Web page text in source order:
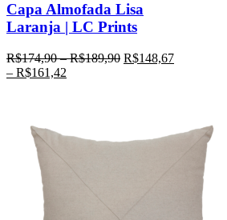
Capa Almofada Lisa
Laranja | LC Prints
R$174,90–R$189,90 R$148,67
– R$161,42